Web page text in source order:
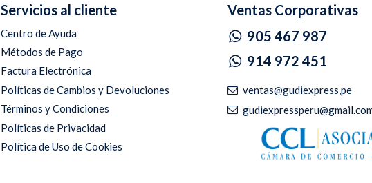
Servicios al cliente
Centro de Ayuda
Métodos de Pago
Factura Electrónica
Políticas de Cambios y Devoluciones
Términos y Condiciones
Políticas de Privacidad
Política de Uso de Cookies
Ventas Corporativas
905 467 987
914 972 451
ventas@gudiexpress,pe